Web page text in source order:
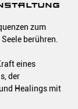
zum
berühren.
eines
der
Healings mit